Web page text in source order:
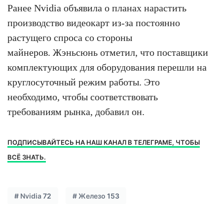
Ранее Nvidia объявила о планах нарастить
производство видеокарт из-за постоянно
растущего спроса со стороны
майнеров. Жэньсюнь отметил, что поставщики
комплектующих для оборудования перешли на
круглосуточный режим работы. Это
необходимо, чтобы соответствовать
требованиям рынка, добавил он.
ПОДПИСЫВАЙТЕСЬ НА НАШ КАНАЛ В ТЕЛЕГРАМЕ, ЧТОБЫ
ВСЁ ЗНАТЬ.
# Nvidia 72 # Железо 153